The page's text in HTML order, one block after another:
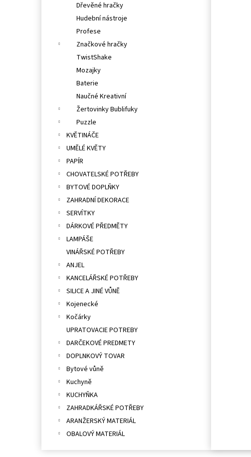
Dřevěné hračky
Hudební nástroje
Profese
Značkové hračky
TwistShake
Mozajky
Baterie
Naučné Kreativní
Žertovinky Bublifuky
Puzzle
KVĚTINÁČE
UMĚLÉ KVĚTY
PAPÍR
CHOVATELSKÉ POTŘEBY
BYTOVÉ DOPLŇKY
ZAHRADNÍ DEKORACE
SERVÍTKY
DÁRKOVÉ PŘEDMĚTY
LAMPÁŠE
VINÁŘSKÉ POTŘEBY
ANJEL
KANCELÁŘSKÉ POTŘEBY
SILICE A JINÉ VŮNĚ
Kojenecké
Kočárky
UPRATOVACIE POTREBY
DARČEKOVÉ PREDMETY
DOPLNKOVÝ TOVAR
Bytové vůně
Kuchyně
KUCHYŇKA
ZAHRADKÁŘSKÉ POTŘEBY
ARANŽERSKÝ MATERIÁL
OBALOVÝ MATERIÁL